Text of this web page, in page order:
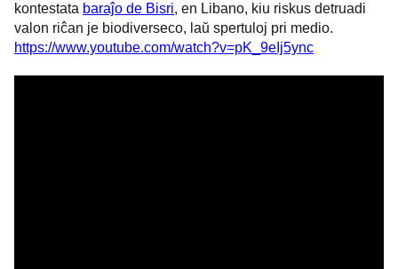
kontestata baraĵo de Bisri, en Libano, kiu riskus detruadi
valon riĉan je biodiverseco, laŭ spertuloj pri medio.
https://www.youtube.com/watch?v=pK_9eIj5ync